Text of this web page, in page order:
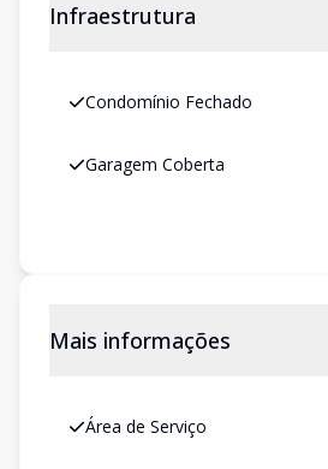
Infraestrutura
Condomínio Fechado
Garagem Coberta
Mais informações
Área de Serviço